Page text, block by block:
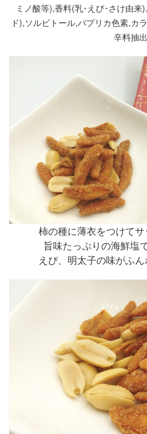
ミノ酸等),香料(乳･えび･さけ由
ド),ソルビトール,パプリカ色素,カ
辛料抽
柿の種に薄衣をつけて
旨味たっぷりの海鮮塩
えび、明太子の味がふ